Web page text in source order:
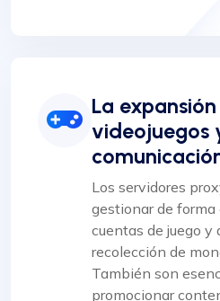
La
videojuegos
Los servidores
gestionar de
cuentas de juego y
recolección de
También son
promocionar